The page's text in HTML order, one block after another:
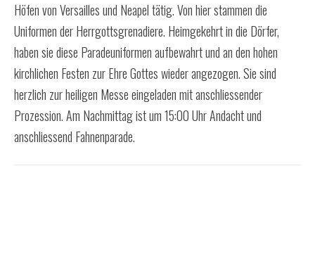
Höfen von Versailles und Neapel tätig. Von hier stammen die
Uniformen der Herrgottsgrenadiere. Heimgekehrt in die Dörfer,
haben sie diese Paradeuniformen aufbewahrt und an den hohen
kirchlichen Festen zur Ehre Gottes wieder angezogen. Sie sind
herzlich zur heiligen Messe eingeladen mit anschliessender
Prozession. Am Nachmittag ist um 15:00 Uhr Andacht und
anschliessend Fahnenparade.